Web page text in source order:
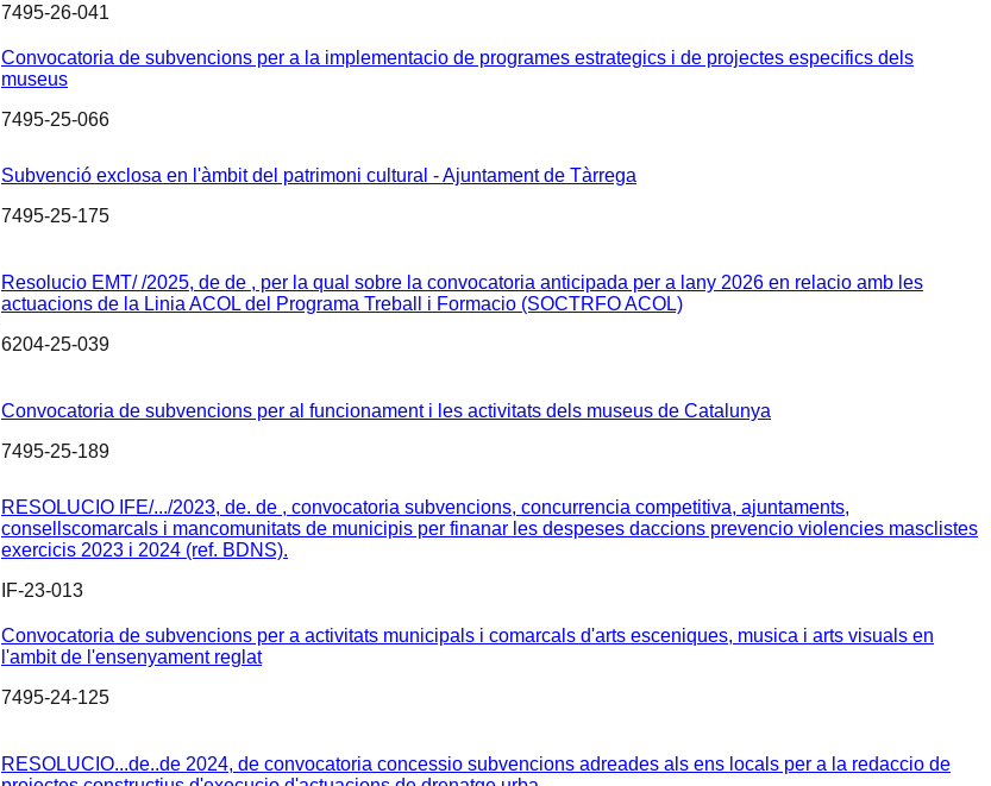
7495-26-041
Convocatoria de subvencions per a la implementacio de programes estrategics i de projectes especifics dels
museus
7495-25-066
Subvenció exclosa en l'àmbit del patrimoni cultural - Ajuntament de Tàrrega
7495-25-175
Resolucio EMT/ /2025, de de , per la qual sobre la convocatoria anticipada per a lany 2026 en relacio amb les
actuacions de la Linia ACOL del Programa Treball i Formacio (SOCTRFO ACOL)
6204-25-039
Convocatoria de subvencions per al funcionament i les activitats dels museus de Catalunya
7495-25-189
RESOLUCIO IFE/.../2023, de. de , convocatoria subvencions, concurrencia competitiva, ajuntaments,
consellscomarcals i mancomunitats de municipis per finanar les despeses daccions prevencio violencies masclistes
exercicis 2023 i 2024 (ref. BDNS).
IF-23-013
Convocatoria de subvencions per a activitats municipals i comarcals d'arts esceniques, musica i arts visuals en
l'ambit de l'ensenyament reglat
7495-24-125
RESOLUCIO...de..de 2024, de convocatoria concessio subvencions adreades als ens locals per a la redaccio de